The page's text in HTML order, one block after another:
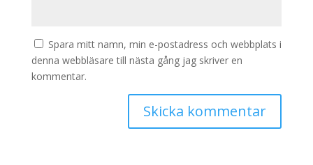
Spara mitt namn, min e-postadress och webbplats i
denna webbläsare till nästa gång jag skriver en
kommentar.